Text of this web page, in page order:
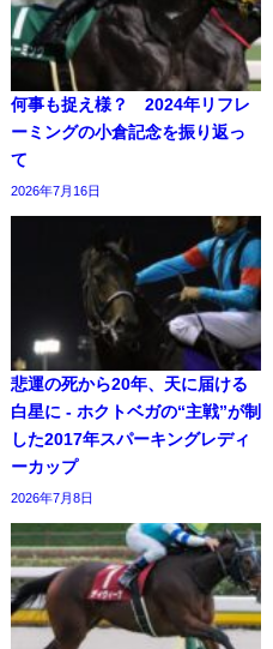
何事も捉え様？ 2024年リフレ
ーミングの小倉記念を振り返っ
て
2026年7月16日
悲運の死から20年、天に届ける
白星に - ホクトベガの“主戦”が制
した2017年スパーキングレディ
ーカップ
2026年7月8日